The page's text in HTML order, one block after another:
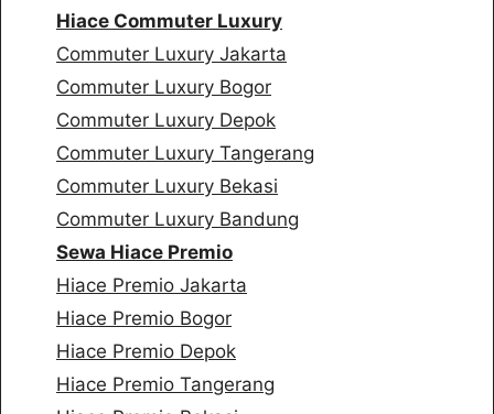
Hiace Commuter Luxury
Commuter Luxury Jakarta
Commuter Luxury Bogor
Commuter Luxury Depok
Commuter Luxury Tangerang
Commuter Luxury Bekasi
Commuter Luxury Bandung
Sewa Hiace Premio
Hiace Premio Jakarta
Hiace Premio Bogor
Hiace Premio Depok
Hiace Premio Tangerang